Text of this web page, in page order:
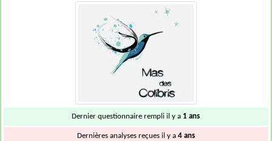
Dernier questionnaire rempli il y a 1 ans
Dernières analyses reçues il y a 4 ans